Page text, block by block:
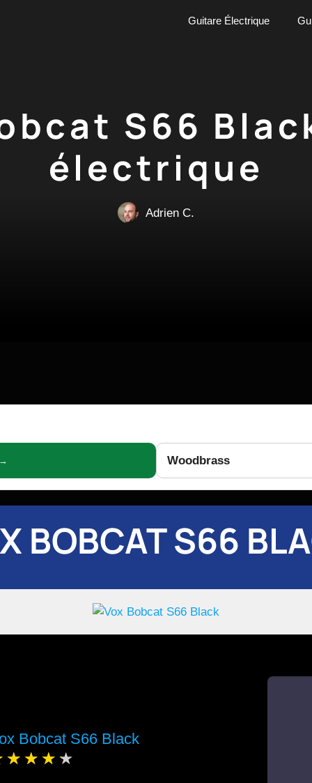
Guitare Électrique
S66
électrique
Adrien C.
Woodbrass
BOBCAT S66
Bobcat S66 Black